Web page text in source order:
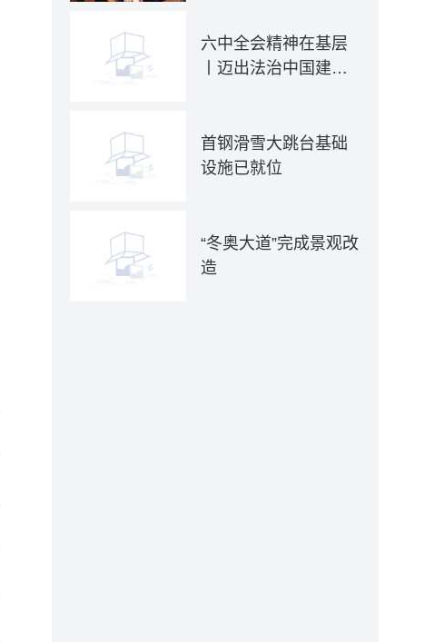
六中全会精神在基层
丨迈出法治中国建设
推动全面依法治国新
实践
首钢滑雪大跳台基础
设施已就位
“冬奥大道”完成景观改
造